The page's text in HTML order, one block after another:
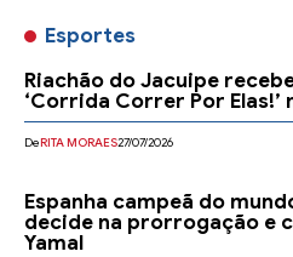
Esportes
Riachão do Jacuipe
‘Corrida Correr Por
DeRITA MORAES27/07/2026
Espanha campeã do
decide na prorrogação e
Yamal